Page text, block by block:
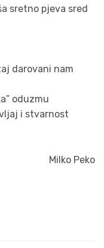
sretno pjeva sred
darovani nam
oduzmu
i stvarnost
Milko Peko